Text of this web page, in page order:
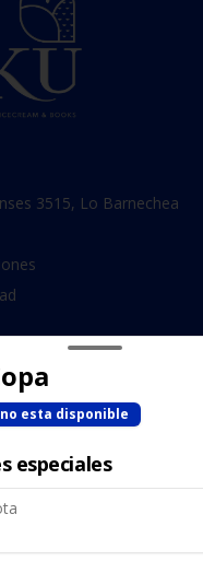
3515, Lo Barnechea
esta disponible
especiales